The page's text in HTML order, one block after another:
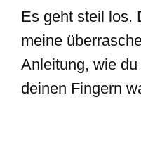
Es geht steil los.
meine
Anleitung, wie
deinen Fingern